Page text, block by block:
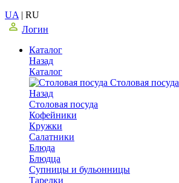
UA | RU
Логин
Каталог
Назад
Каталог
Столовая посуда
Назад
Столовая посуда
Кофейники
Кружки
Салатники
Блюда
Блюдца
Супницы и бульонницы
Тарелки